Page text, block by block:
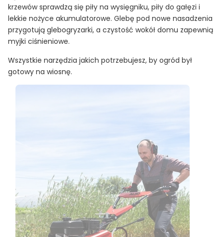
krzewów sprawdzą się piły na wysięgniku, piły do gałęzi i
lekkie nożyce akumulatorowe. Glebę pod nowe nasadzenia
przygotują glebogryzarki, a czystość wokół domu zapewnią
myjki ciśnieniowe.
Wszystkie narzędzia jakich potrzebujesz, by ogród był
gotowy na wiosnę.